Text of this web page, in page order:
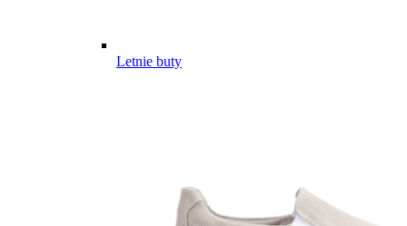
Letnie buty